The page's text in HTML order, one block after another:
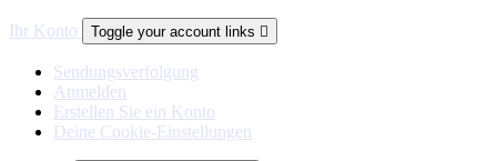
Ihr Konto Toggle your account links 
Sendungsverfolgung
Anmelden
Erstellen Sie ein Konto
Deine Cookie-Einstellungen